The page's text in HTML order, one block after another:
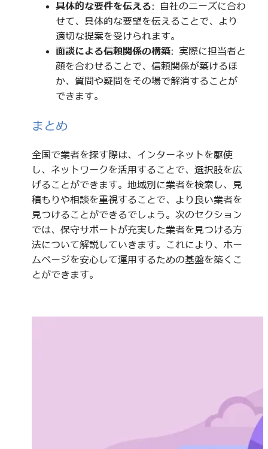
具体的な要件を伝える: 自社のニーズに合わ
せて、具体的な要望を伝えることで、より
適切な提案を受けられます。
面談による信頼関係の構築: 実際に担当者と
顔を合わせることで、信頼関係が築けるほ
か、質問や疑問をその場で解消することが
できます。
まとめ
全国で業者を探す際は、インターネットを駆使
し、ネットワークを活用することで、選択肢を広
げることができます。地域別に業者を検索し、見
積もりや相談を重視することで、より良い業者を
見つけることができるでしょう。次のセクション
では、保守サポートが充実した業者を見つける方
法について解説していきます。これにより、ホー
ムページを安心して運用するための基盤を築くこ
とができます。